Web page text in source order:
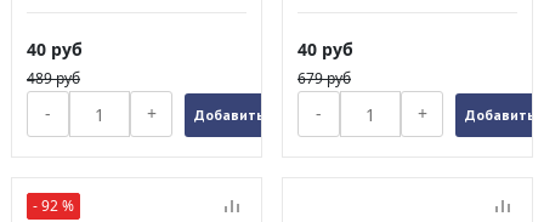
40 руб
489руб
- + Добавить в заказ
40 руб
679руб
- + Добавить
- 92 %